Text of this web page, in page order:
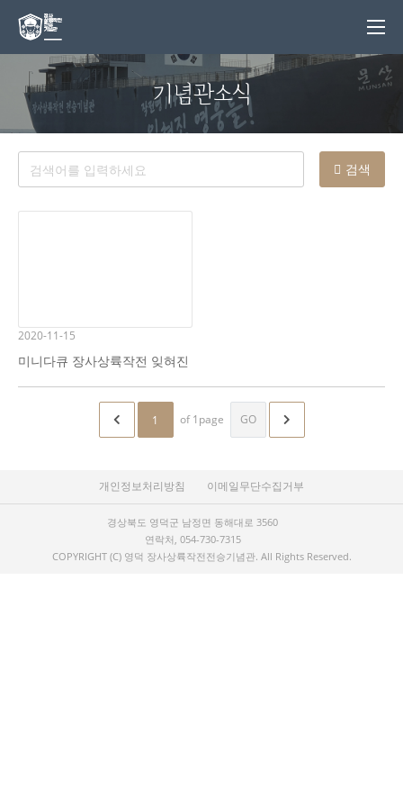
기념관소식
검색
2020-11-15
미니다큐 장사상륙작전 잊혀진
영웅들
of 1page GO
개인정보처리방침 이메일무단수집거부
경상북도 영덕군 남정면 동해대로 3560
연락처, 054-730-7315
COPYRIGHT (C) 영덕 장사상륙작전전승기념관. All Rights Reserved.